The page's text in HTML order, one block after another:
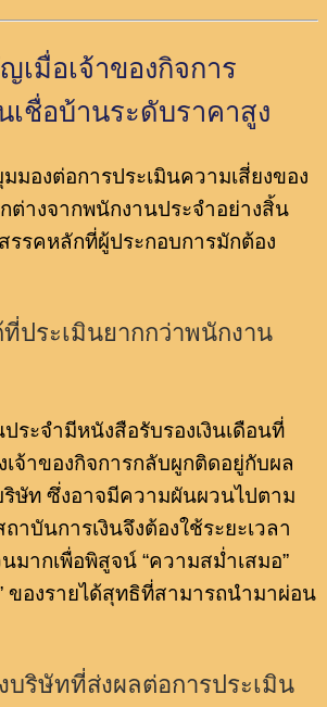
เมื่อเจ้าของกิจการ
เชื่อบ้านระดับราคาสูง
มองต่อการประเมินความเสี่ยงของ
ต่างจากพนักงานประจำอย่างสิ้น
รรคหลักที่ผู้ประกอบการมักต้อง
ประเมินยากกว่าพนักงาน
ะจำมีหนังสือรับรองเงินเดือนที่
เจ้าของกิจการกลับผูกติดอยู่กับผล
ริษัท ซึ่งอาจมีความผันผวนไปตาม
าบันการเงินจึงต้องใช้ระยะเวลา
มากเพื่อพิสูจน์ “ความสม่ำเสมอ”
ของรายได้สุทธิที่สามารถนำมาผ่อน
ริษัทที่ส่งผลต่อการประเมิน